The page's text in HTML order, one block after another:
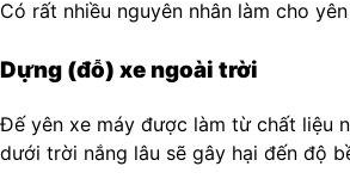
Có rất nhiều nguyên nhân làm cho
Dựng (đỗ) xe ngoài trời
Đế yên xe máy được làm từ chất liệu
dưới trời nắng lâu sẽ gây hại đến độ